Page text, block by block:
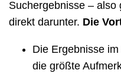
Suchergebnisse – also
direkt darunter. Die
Die Ergebnisse
die größte